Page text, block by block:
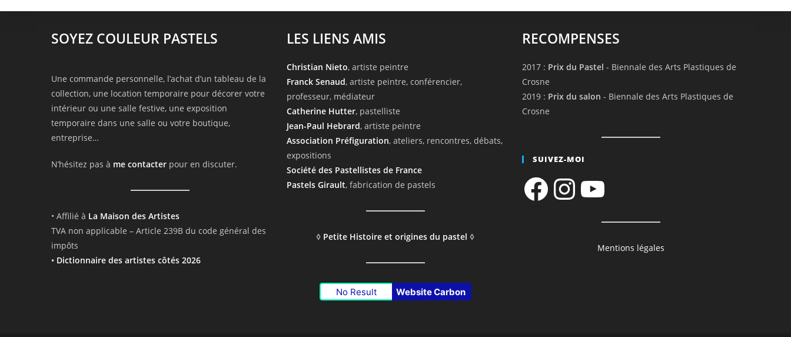
SOYEZ COULEUR PASTELS
Une commande personnelle, l’achat d’un tableau de la
collection, une location temporaire pour décorer votre
intérieur ou une salle festive, une exposition
temporaire dans une salle ou votre boutique,
entreprise…
N’hésitez pas à me contacter pour en discuter.
• Affilié à La Maison des Artistes
TVA non applicable – Article 239B du code général des
impôts
• Dictionnaire des artistes côtés 2026
LES LIENS AMIS
Christian Nieto, artiste peintre
Franck Senaud, artiste peintre, conférencier,
professeur, médiateur
Catherine Hutter, pastelliste
Jean-Paul Hebrard, artiste peintre
Association Préfiguration, ateliers, rencontres, débats,
expositions
Société des Pastellistes de France
Pastels Girault, fabrication de pastels
◊ Petite Histoire et origines du pastel ◊
No Result Website Carbon
RECOMPENSES
2017 : Prix du Pastel - Biennale des Arts Plastiques de
Crosne
2019 : Prix du salon - Biennale des Arts Plastiques de
Crosne
SUIVEZ-MOI
FacebookInstagramYouTube
Mentions légales